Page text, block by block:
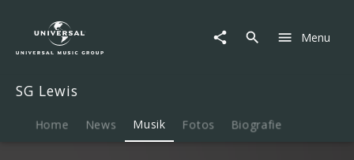
Musik
Menu
SG Lewis
Home News Musik Fotos Biografie